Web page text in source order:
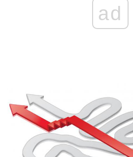
ad